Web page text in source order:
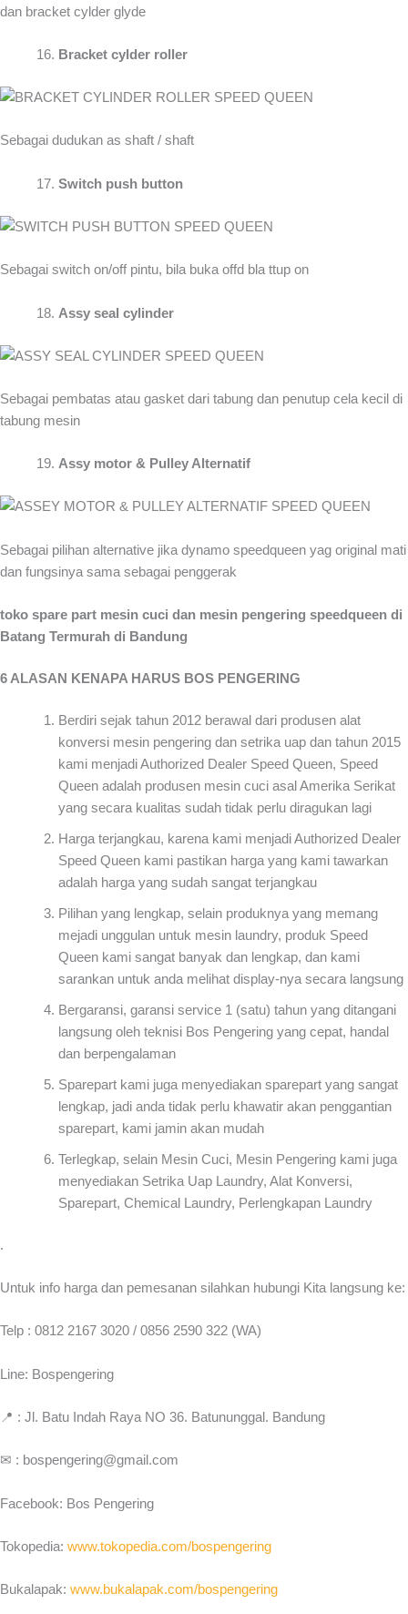
dan bracket cylder glyde
Bracket cylder roller
Sebagai dudukan as shaft / shaft
Switch push button
Sebagai switch on/off pintu, bila buka offd bla ttup on
Assy seal cylinder
Sebagai pembatas atau gasket dari tabung dan penutup cela kecil di
tabung mesin
Assy motor & Pulley Alternatif
Sebagai pilihan alternative jika dynamo speedqueen yag original mati
dan fungsinya sama sebagai penggerak
toko spare part mesin cuci dan mesin pengering speedqueen di
Batang Termurah di Bandung
6 ALASAN KENAPA HARUS BOS PENGERING
Berdiri sejak tahun 2012 berawal dari produsen alat
konversi mesin pengering dan setrika uap dan tahun 2015
kami menjadi Authorized Dealer Speed Queen, Speed
Queen adalah produsen mesin cuci asal Amerika Serikat
yang secara kualitas sudah tidak perlu diragukan lagi
Harga terjangkau, karena kami menjadi Authorized Dealer
Speed Queen kami pastikan harga yang kami tawarkan
adalah harga yang sudah sangat terjangkau
Pilihan yang lengkap, selain produknya yang memang
mejadi unggulan untuk mesin laundry, produk Speed
Queen kami sangat banyak dan lengkap, dan kami
sarankan untuk anda melihat display-nya secara langsung
Bergaransi, garansi service 1 (satu) tahun yang ditangani
langsung oleh teknisi Bos Pengering yang cepat, handal
dan berpengalaman
Sparepart kami juga menyediakan sparepart yang sangat
lengkap, jadi anda tidak perlu khawatir akan penggantian
sparepart, kami jamin akan mudah
Terlegkap, selain Mesin Cuci, Mesin Pengering kami juga
menyediakan Setrika Uap Laundry, Alat Konversi,
Sparepart, Chemical Laundry, Perlengkapan Laundry
.
Untuk info harga dan pemesanan silahkan hubungi Kita langsung ke:
Telp : 0812 2167 3020 / 0856 2590 322 (WA)
Line: Bospengering
📍 : Jl. Batu Indah Raya NO 36. Batununggal. Bandung
✉ : bospengering@gmail.com
Facebook: Bos Pengering
Tokopedia: www.tokopedia.com/bospengering
Bukalapak: www.bukalapak.com/bospengering